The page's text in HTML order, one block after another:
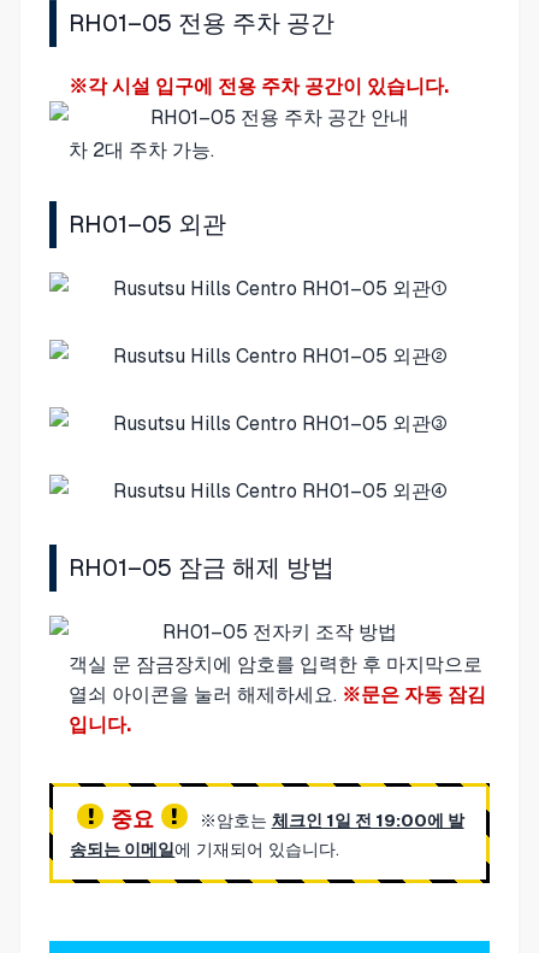
RH01–05 전용 주차 공간
※각 시설 입구에 전용 주차 공간이 있습니다.
차 2대 주차 가능.
RH01–05 외관
RH01–05 잠금 해제 방법
객실 문 잠금장치에 암호를 입력한 후 마지막으로
열쇠 아이콘을 눌러 해제하세요. ※문은 자동 잠김
입니다.
중요 ※암호는 체크인 1일 전 19:00에 발
송되는 이메일에 기재되어 있습니다.